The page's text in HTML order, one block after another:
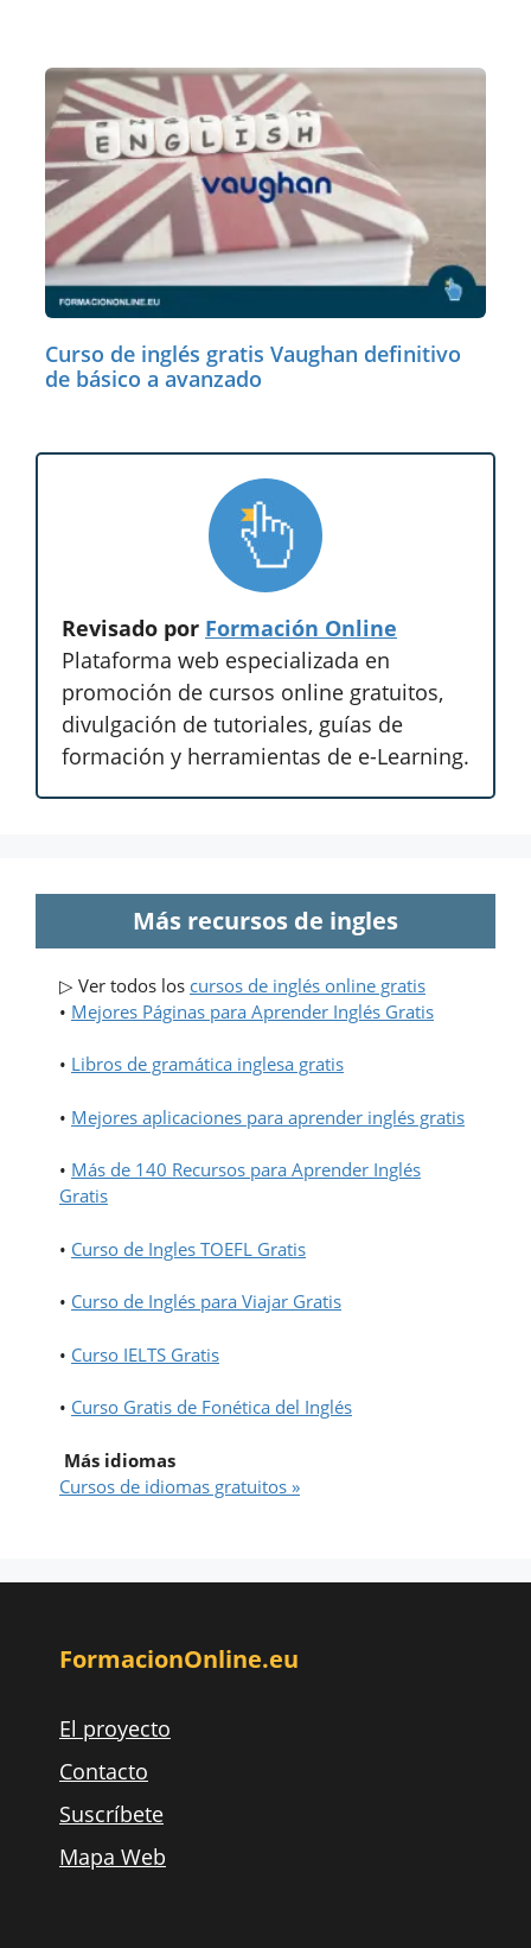
Curso de inglés gratis Vaughan definitivo
de básico a avanzado
Revisado por Formación Online
Plataforma web especializada en
promoción de cursos online gratuitos,
divulgación de tutoriales, guías de
formación y herramientas de e-Learning.
Más recursos de ingles
▷ Ver todos los cursos de inglés online gratis
• Mejores Páginas para Aprender Inglés Gratis
• Libros de gramática inglesa gratis
• Mejores aplicaciones para aprender inglés gratis
• Más de 140 Recursos para Aprender Inglés
Gratis
• Curso de Ingles TOEFL Gratis
• Curso de Inglés para Viajar Gratis
• Curso IELTS Gratis
• Curso Gratis de Fonética del Inglés
Más idiomas
Cursos de idiomas gratuitos »
FormacionOnline.eu
El proyecto
Contacto
Suscríbete
Mapa Web